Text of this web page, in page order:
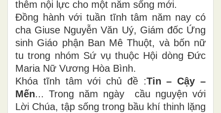
thêm nội lực cho một năm sống mới.
Đồng hành với tuần tĩnh tâm năm nay có
cha Giuse Nguyễn Văn Uý, Giám đốc Ứng
sinh Giáo phận Ban Mê Thuột, và bốn nữ
tu trong nhóm Sứ vụ thuộc Hội dòng Đức
Maria Nữ Vương Hòa Bình.
Khóa tĩnh tâm với chủ đề :Tin – Cậy –
Mến... Trong năm ngày cầu nguyện với
Lời Chúa, tập sống trong bầu khí thinh lặng